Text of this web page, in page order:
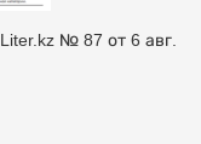
№ 87 от 6 авг.